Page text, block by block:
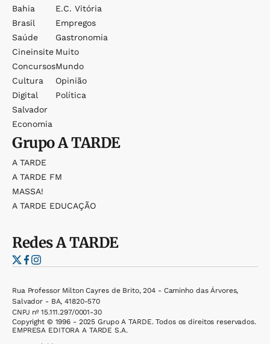
Bahia
Brasil
Saúde
Cineinsite
Concursos
Cultura
Digital
Salvador
Economia
E.c. Vitória
Empregos
Gastronomia
Muito
Mundo
Opinião
Política
GrupoA TARDE
A TARDE
A TARDE FM
MASSA!
A TARDE EDUCAÇÃO
RedesA TARDE
Rua Professor Milton Cayres de Brito, 204 - Caminho das Árvores,
Salvador - BA, 41820-570
CNPJ nº 15.111.297/0001-30
Copyright © 1996 - 2025 Grupo A TARDE. Todos os direitos reservados.
EMPRESA EDITORA A TARDE S.A.